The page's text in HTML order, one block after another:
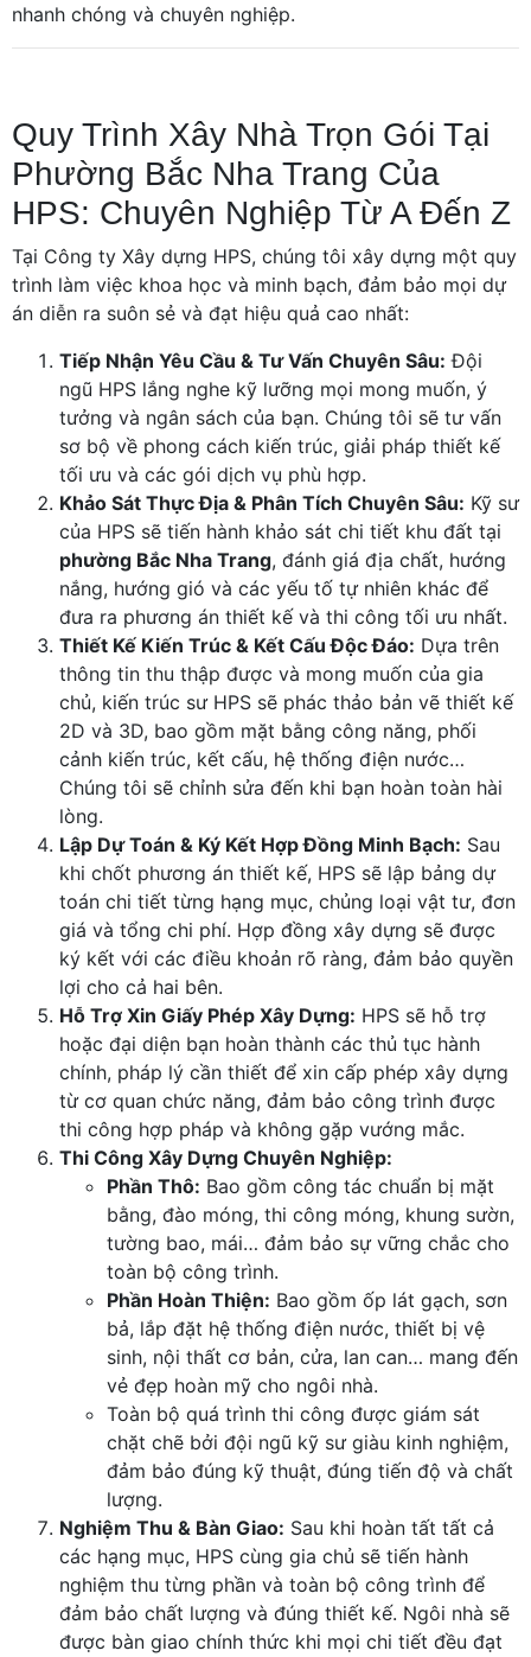
nhanh chóng và chuyên nghiệp.
Quy Trình Xây Nhà Trọn Gói Tại
Phường Bắc Nha Trang Của
HPS: Chuyên Nghiệp Từ A Đến Z
Tại Công ty Xây dựng HPS, chúng tôi xây dựng một quy
trình làm việc khoa học và minh bạch, đảm bảo mọi dự
án diễn ra suôn sẻ và đạt hiệu quả cao nhất:
Tiếp Nhận Yêu Cầu & Tư Vấn Chuyên Sâu: Đội
ngũ HPS lắng nghe kỹ lưỡng mọi mong muốn, ý
tưởng và ngân sách của bạn. Chúng tôi sẽ tư vấn
sơ bộ về phong cách kiến trúc, giải pháp thiết kế
tối ưu và các gói dịch vụ phù hợp.
Khảo Sát Thực Địa & Phân Tích Chuyên Sâu: Kỹ sư
của HPS sẽ tiến hành khảo sát chi tiết khu đất tại
phường Bắc Nha Trang, đánh giá địa chất, hướng
nắng, hướng gió và các yếu tố tự nhiên khác để
đưa ra phương án thiết kế và thi công tối ưu nhất.
Thiết Kế Kiến Trúc & Kết Cấu Độc Đáo: Dựa trên
thông tin thu thập được và mong muốn của gia
chủ, kiến trúc sư HPS sẽ phác thảo bản vẽ thiết kế
2D và 3D, bao gồm mặt bằng công năng, phối
cảnh kiến trúc, kết cấu, hệ thống điện nước…
Chúng tôi sẽ chỉnh sửa đến khi bạn hoàn toàn hài
lòng.
Lập Dự Toán & Ký Kết Hợp Đồng Minh Bạch: Sau
khi chốt phương án thiết kế, HPS sẽ lập bảng dự
toán chi tiết từng hạng mục, chủng loại vật tư, đơn
giá và tổng chi phí. Hợp đồng xây dựng sẽ được
ký kết với các điều khoản rõ ràng, đảm bảo quyền
lợi cho cả hai bên.
Hỗ Trợ Xin Giấy Phép Xây Dựng: HPS sẽ hỗ trợ
hoặc đại diện bạn hoàn thành các thủ tục hành
chính, pháp lý cần thiết để xin cấp phép xây dựng
từ cơ quan chức năng, đảm bảo công trình được
thi công hợp pháp và không gặp vướng mắc.
Thi Công Xây Dựng Chuyên Nghiệp:
Phần Thô: Bao gồm công tác chuẩn bị mặt
bằng, đào móng, thi công móng, khung sườn,
tường bao, mái… đảm bảo sự vững chắc cho
toàn bộ công trình.
Phần Hoàn Thiện: Bao gồm ốp lát gạch, sơn
bả, lắp đặt hệ thống điện nước, thiết bị vệ
sinh, nội thất cơ bản, cửa, lan can… mang đến
vẻ đẹp hoàn mỹ cho ngôi nhà.
Toàn bộ quá trình thi công được giám sát
chặt chẽ bởi đội ngũ kỹ sư giàu kinh nghiệm,
đảm bảo đúng kỹ thuật, đúng tiến độ và chất
lượng.
Nghiệm Thu & Bàn Giao: Sau khi hoàn tất tất cả
các hạng mục, HPS cùng gia chủ sẽ tiến hành
nghiệm thu từng phần và toàn bộ công trình để
đảm bảo chất lượng và đúng thiết kế. Ngôi nhà sẽ
được bàn giao chính thức khi mọi chi tiết đều đạt